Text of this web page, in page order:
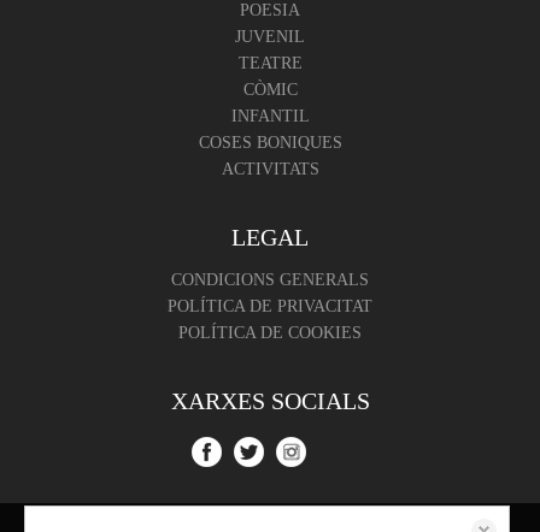
POESIA
JUVENIL
TEATRE
CÒMIC
INFANTIL
COSES BONIQUES
ACTIVITATS
LEGAL
CONDICIONS GENERALS
POLÍTICA DE PRIVACITAT
POLÍTICA DE COOKIES
XARXES SOCIALS